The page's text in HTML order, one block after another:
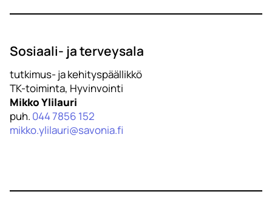
Sosiaali- ja terveysala
tutkimus- ja kehityspäällikkö
TK-toiminta, Hyvinvointi
Mikko Ylilauri
puh. 044 7856 152
mikko.ylilauri@savonia.fi